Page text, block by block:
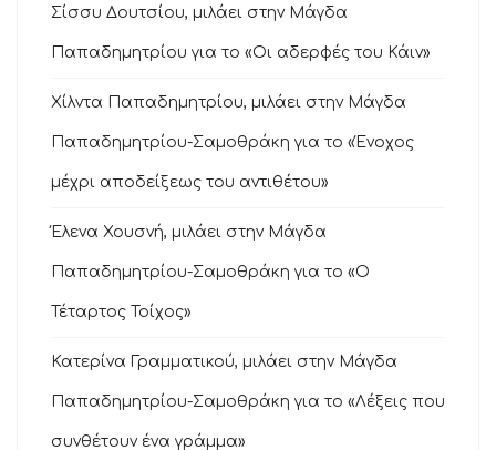
Σίσσυ Δουτσίου, μιλάει στην Μάγδα
Παπαδημητρίου για το «Οι αδερφές του Κάιν»
Χίλντα Παπαδημητρίου, μιλάει στην Μάγδα
Παπαδημητρίου-Σαμοθράκη για το «Ένοχος
μέχρι αποδείξεως του αντιθέτου»
Έλενα Χουσνή, μιλάει στην Μάγδα
Παπαδημητρίου-Σαμοθράκη για το «Ο
Τέταρτος Τοίχος»
Κατερίνα Γραμματικού, μιλάει στην Μάγδα
Παπαδημητρίου-Σαμοθράκη για το «Λέξεις που
συνθέτουν ένα γράμμα»